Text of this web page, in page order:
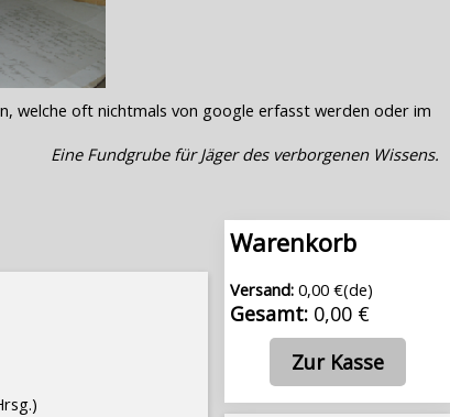
welche oft nichtmals von google erfasst werden oder im
Eine Fundgrube für Jäger des verborgenen Wissens.
Warenkorb
Versand: 0,00 €(de)
Gesamt: 0,00 €
Zur Kasse